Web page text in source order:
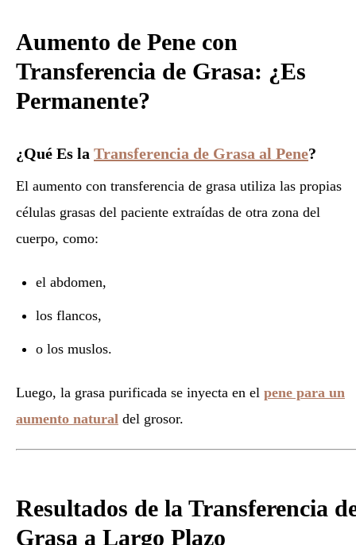
Aumento de Pene con
Transferencia de Grasa: ¿Es
Permanente?
¿Qué Es la Transferencia de Grasa al Pene?
El aumento con transferencia de grasa utiliza las propias
células grasas del paciente extraídas de otra zona del
cuerpo, como:
el abdomen,
los flancos,
o los muslos.
Luego, la grasa purificada se inyecta en el pene para un
aumento natural del grosor.
Resultados de la Transferencia
Grasa a Largo Plazo